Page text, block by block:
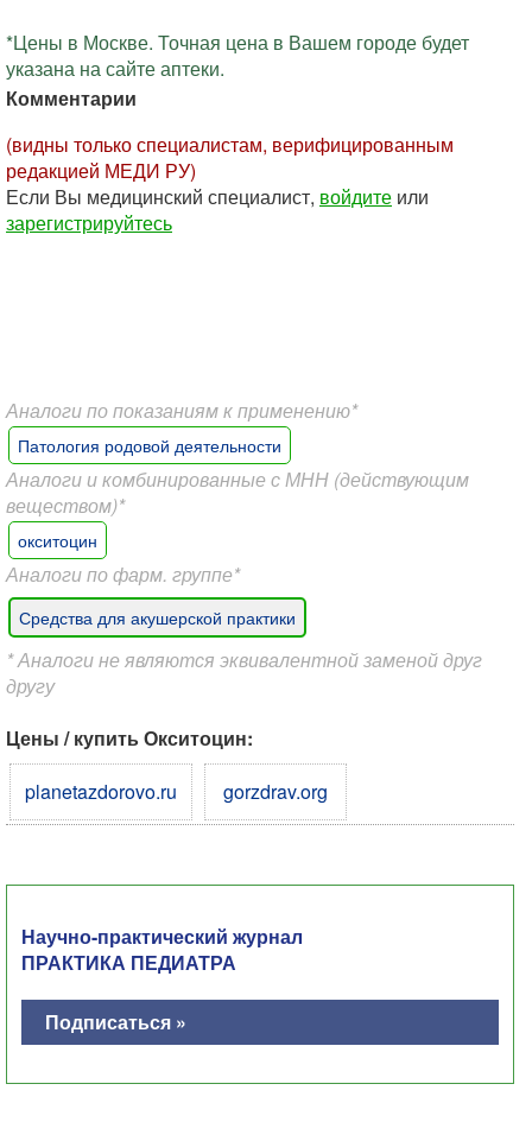
*Цены в Москве. Точная цена в Вашем городе будет
указана на сайте аптеки.
Комментарии
(видны только специалистам, верифицированным
редакцией МЕДИ РУ)
Если Вы медицинский специалист, войдите или
зарегистрируйтесь
Аналоги по показаниям к применению*
Патология родовой деятельности
Аналоги и комбинированные с МНН (действующим
веществом)*
окситоцин
Аналоги по фарм. группе*
Средства для акушерской практики
* Аналоги не являются эквивалентной заменой друг
другу
Цены / купить Окситоцин:
planetazdorovo.ru
gorzdrav.org
Научно-практический журнал
ПРАКТИКА ПЕДИАТРА
Подписаться »